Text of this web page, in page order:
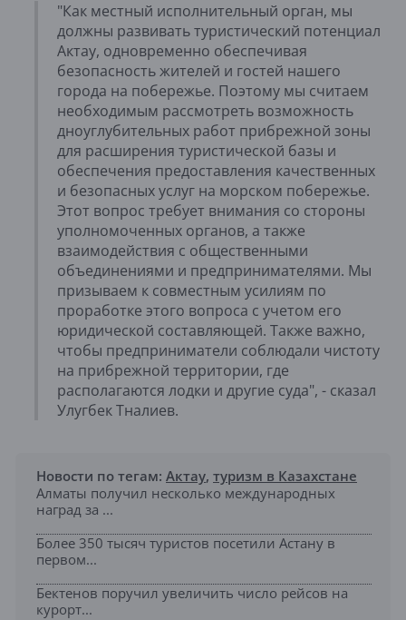
"Как местный исполнительный орган, мы
должны развивать туристический потенциал
Актау, одновременно обеспечивая
безопасность жителей и гостей нашего
города на побережье. Поэтому мы считаем
необходимым рассмотреть возможность
дноуглубительных работ прибрежной зоны
для расширения туристической базы и
обеспечения предоставления качественных
и безопасных услуг на морском побережье.
Этот вопрос требует внимания со стороны
уполномоченных органов, а также
взаимодействия с общественными
объединениями и предпринимателями. Мы
призываем к совместным усилиям по
проработке этого вопроса с учетом его
юридической составляющей. Также важно,
чтобы предприниматели соблюдали чистоту
на прибрежной территории, где
располагаются лодки и другие суда", - сказал
Улугбек Тналиев.
Новости по тегам: Актау, туризм в Казахстане
Алматы получил несколько международных
наград за ...
Более 350 тысяч туристов посетили Астану в
первом...
Бектенов поручил увеличить число рейсов на
курорт...